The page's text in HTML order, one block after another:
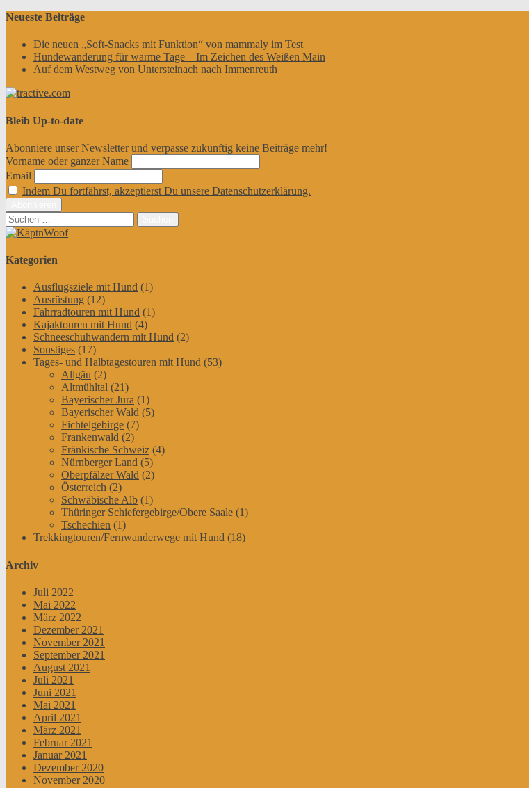
Neueste Beiträge
Die neuen „Soft-Snacks mit Funktion“ von mammaly im Test
Hundewanderung für warme Tage – Im Zeichen des Weißen Main
Auf dem Westweg von Untersteinach nach Immenreuth
Bleib Up-to-date
Abonniere unser Newsletter und verpasse zukünftig keine Beiträge mehr!
Vorname oder ganzer Name
Email
Indem Du fortfährst, akzeptierst Du unsere Datenschutzerklärung.
Suchen
nach:
Kategorien
Ausflugsziele mit Hund (1)
Ausrüstung (12)
Fahrradtouren mit Hund (1)
Kajaktouren mit Hund (4)
Schneeschuhwandern mit Hund (2)
Sonstiges (17)
Tages- und Halbtagestouren mit Hund (53)
Allgäu (2)
Altmühltal (21)
Bayerischer Jura (1)
Bayerischer Wald (5)
Fichtelgebirge (7)
Frankenwald (2)
Fränkische Schweiz (4)
Nürnberger Land (5)
Oberpfälzer Wald (2)
Österreich (2)
Schwäbische Alb (1)
Thüringer Schiefergebirge/Obere Saale (1)
Tschechien (1)
Trekkingtouren/Fernwanderwege mit Hund (18)
Archiv
Juli 2022
Mai 2022
März 2022
Dezember 2021
November 2021
September 2021
August 2021
Juli 2021
Juni 2021
Mai 2021
April 2021
März 2021
Februar 2021
Januar 2021
Dezember 2020
November 2020